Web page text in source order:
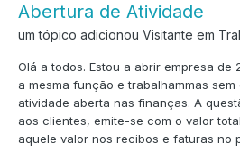
Abertura de Atividade
um tópico adicionou Visitante em
Olá a todos. Estou a abrir empresa de
a mesma função e trabalhammas
atividade aberta nas finanças. A
aos clientes, emite-se com o valor
aquele valor nos recibos e faturas no